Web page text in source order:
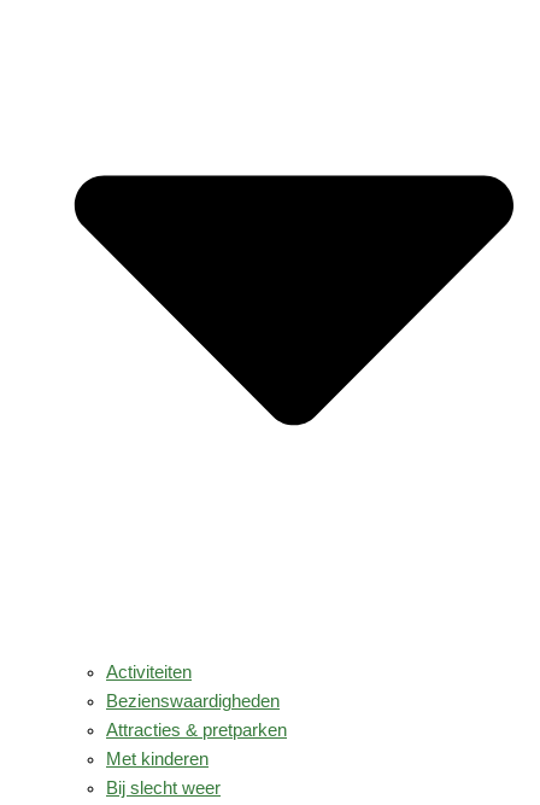
Activiteiten
Bezienswaardigheden
Attracties & pretparken
Met kinderen
Bij slecht weer